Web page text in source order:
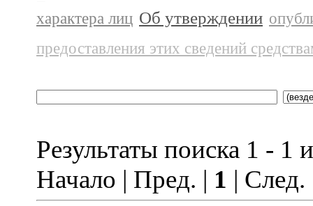
характера лиц Об утверждении
предоставления этих сведений
Результаты поиска 1 - 1
Начало | Пред. | 1 |